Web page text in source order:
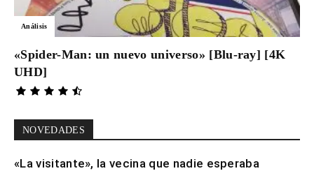
Análisis
«Spider-Man: un nuevo universo» [Blu-ray] [4K
UHD]
NOVEDADES
«La visitante», la vecina que nadie esperaba